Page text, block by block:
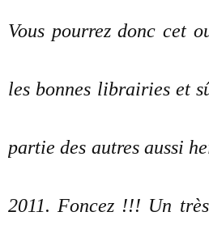
Vous pourrez donc cet
les bonnes librairies et
partie des autres aussi
2011. Foncez !!! Un